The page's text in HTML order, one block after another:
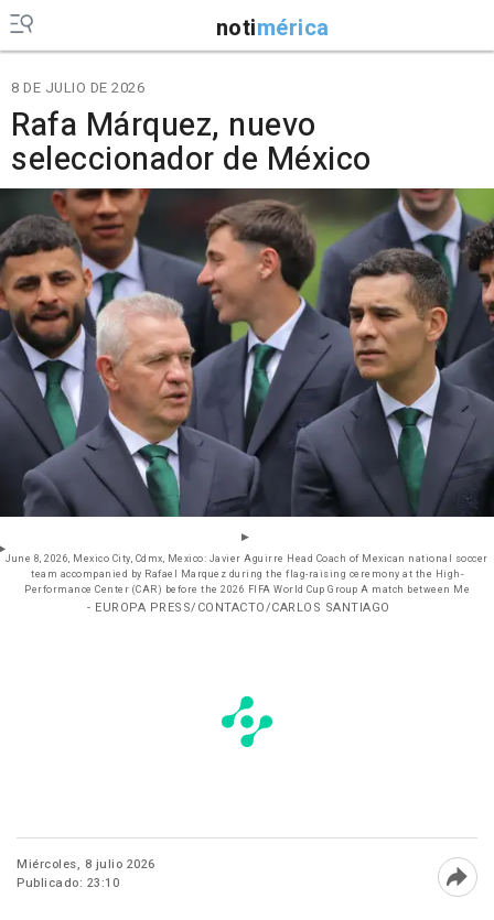
notimérica
8 DE JULIO DE 2026
Rafa Márquez, nuevo
seleccionador de México
June 8, 2026, Mexico City, Cdmx, Mexico: Javier Aguirre Head Coach of Mexican national soccer
team accompanied by Rafael Marquez during the flag-raising ceremony at the High-
Performance Center (CAR) before the 2026 FIFA World Cup Group A match between Me
- EUROPA PRESS/CONTACTO/CARLOS SANTIAGO
Miércoles, 8 julio 2026
Publicado: 23:10